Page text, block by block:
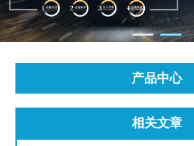
产品中心
相关文章